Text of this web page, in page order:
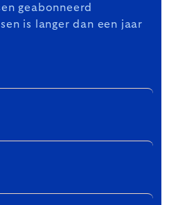
geabonneerd
is langer dan een jaar